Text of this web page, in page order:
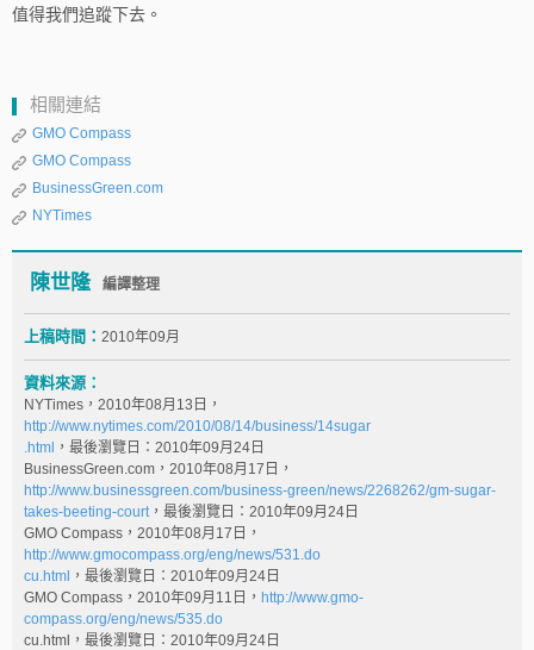
值得我們追蹤下去。
相關連結
GMO Compass
GMO Compass
BusinessGreen.com
NYTimes
陳世隆 編譯整理
上稿時間： 2010年09月
資料來源：
NYTimes，2010年08月13日，
http://www.nytimes.com/2010/08/14/business/14sugar
.html ，最後瀏覽日：2010年09月24日
BusinessGreen.com，2010年08月17日，
http://www.businessgreen.com/business-green/news/2268262/gm-sugar-
takes-beeting-court，最後瀏覽日：2010年09月24日
GMO Compass，2010年08月17日，
http://www.gmocompass.org/eng/news/531.do
cu.html ，最後瀏覽日：2010年09月24日
GMO Compass，2010年09月11日， http://www.gmo-
compass.org/eng/news/535.do
cu.html，最後瀏覽日：2010年09月24日